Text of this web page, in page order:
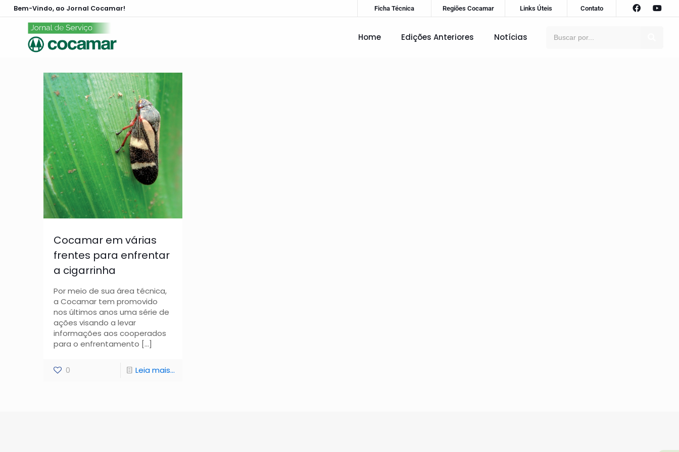
Bem-Vindo, ao Jornal Cocamar! Ficha Técnica Regiões Cocamar Links Úteis Contato
Home Edições Anteriores Notícias
Cocamar em várias
frentes para enfrentar
a cigarrinha
Por meio de sua área técnica,
a Cocamar tem promovido
nos últimos anos uma série de
ações visando a levar
informações aos cooperados
para o enfrentamento […]
0 Leia mais...